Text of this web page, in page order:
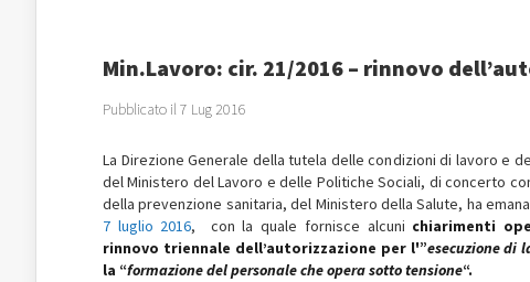
Min.Lavoro: cir. 21/2016 – rinnovo
Pubblicato il 7 Lug 2016
La Direzione Generale della tutela delle condizioni di lavoro e
del Ministero del Lavoro e delle Politiche Sociali, di concerto
della prevenzione sanitaria, del Ministero della Salute, ha
7 luglio 2016, con la quale fornisce alcuni chiarimenti
rinnovo triennale dell’autorizzazione per l'”esecuzione di
la “formazione del personale che opera sotto tensione“.